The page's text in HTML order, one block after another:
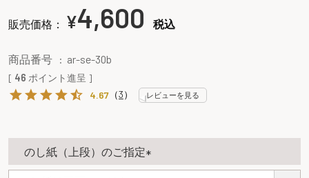
販売価格： ¥4,600 税込
商品番号 ar-se-30b
[ 46 ポイント進呈 ]
4.67（3） レビューを見る
のし紙（上段）のご指定
(